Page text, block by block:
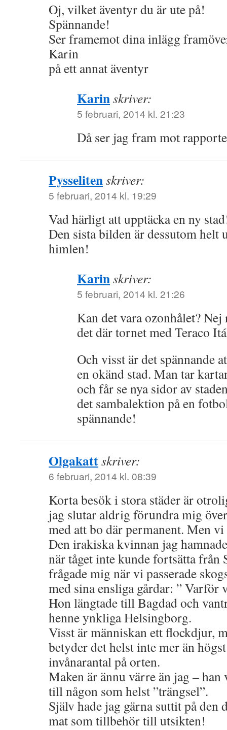
Oj, vilket äventyr du är ute på!
Spännande!
Ser framemot dina inlägg
Karin
på ett annat äventyr
Karinskriver:
5 februari, 2014 kl. 21:23
Då ser jag fram mot
Pysselitenskriver:
5 februari, 2014 kl. 19:29
Vad härligt att upptäcka en ny
Den sista bilden är dessutom helt
himlen!
Karinskriver:
5 februari, 2014 kl. 21:26
Kan det vara ozonhålet?
det där tornet med Teraco
Och visst är det spännande
en okänd stad. Man tar
och får se nya sidor av
det sambalektion på en
spännande!
Olgakattskriver:
6 februari, 2014 kl. 08:39
Korta besök i stora städer är
jag slutar aldrig förundra mig
med att bo där permanent. Men
Den irakiska kvinnan jag
när tåget inte kunde fortsätta
frågade mig när vi passerade
med sina ensliga gårdar: ” Varför
Hon längtade till Bagdad och
henne ynkliga Helsingborg.
Visst är människan ett flockdjur,
betyder det helst inte mer än
invånarantal på orten.
Maken är ännu värre än jag – han
till någon som helst ”trängsel”.
Själv hade jag gärna suttit på den
mat som tillbehör till utsikten!